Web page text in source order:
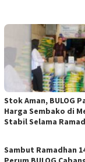
Stok Aman, BULOG
Harga Sembako di
Stabil Selama
Sambut Ramadhan